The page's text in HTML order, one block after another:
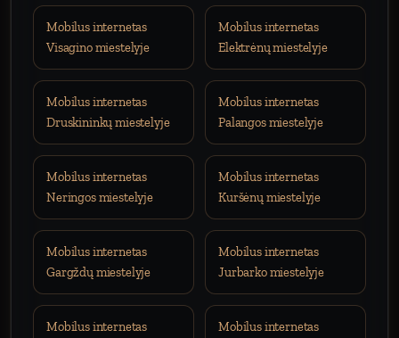
Mobilus internetas
Visagino miestelyje
Mobilus internetas
Elektrėnų miestelyje
Mobilus internetas
Druskininkų miestelyje
Mobilus internetas
Palangos miestelyje
Mobilus internetas
Neringos miestelyje
Mobilus internetas
Kuršėnų miestelyje
Mobilus internetas
Gargždų miestelyje
Mobilus internetas
Jurbarko miestelyje
Mobilus internetas
Mobilus internetas